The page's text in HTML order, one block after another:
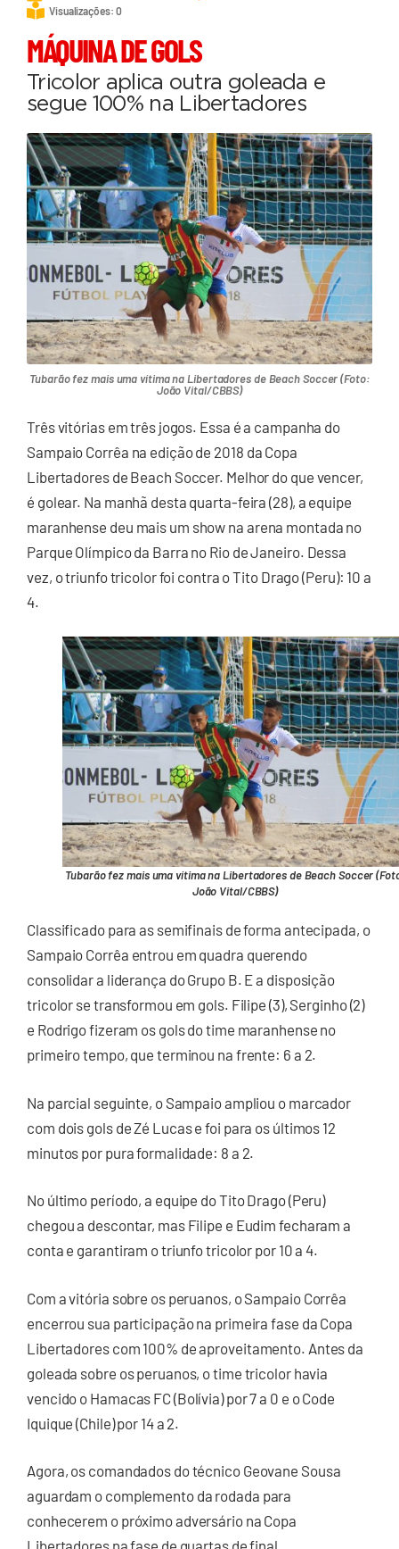
Visualizações: 0
MÁQUINA DE GOLS
Tricolor aplica outra goleada e
segue 100% na Libertadores
Tubarão fez mais uma vítima na Libertadores de Beach Soccer (Foto:
João Vital/CBBS)
Três vitórias em três jogos. Essa é a campanha do
Sampaio Corrêa na edição de 2018 da Copa
Libertadores de Beach Soccer. Melhor do que vencer,
é golear. Na manhã desta quarta-feira (28), a equipe
maranhense deu mais um show na arena montada no
Parque Olímpico da Barra no Rio de Janeiro. Dessa
vez, o triunfo tricolor foi contra o Tito Drago (Peru): 10 a
4.
Tubarão fez mais uma vítima na Libertadores de Beach Soccer
João Vital/CBBS)
Classificado para as semifinais de forma antecipada, o
Sampaio Corrêa entrou em quadra querendo
consolidar a liderança do Grupo B. E a disposição
tricolor se transformou em gols. Filipe (3), Serginho (2)
e Rodrigo fizeram os gols do time maranhense no
primeiro tempo, que terminou na frente: 6 a 2.
Na parcial seguinte, o Sampaio ampliou o marcador
com dois gols de Zé Lucas e foi para os últimos 12
minutos por pura formalidade: 8 a 2.
No último período, a equipe do Tito Drago (Peru)
chegou a descontar, mas Filipe e Eudim fecharam a
conta e garantiram o triunfo tricolor por 10 a 4.
Com a vitória sobre os peruanos, o Sampaio Corrêa
encerrou sua participação na primeira fase da Copa
Libertadores com 100% de aproveitamento. Antes da
goleada sobre os peruanos, o time tricolor havia
vencido o Hamacas FC (Bolívia) por 7 a 0 e o Code
Iquique (Chile) por 14 a 2.
Agora, os comandados do técnico Geovane Sousa
aguardam o complemento da rodada para
conhecerem o próximo adversário na Copa